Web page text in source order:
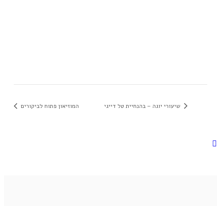
שיעורי יוגה – בהנחיית טל דייגי המוזיאון פתוח לביקורים